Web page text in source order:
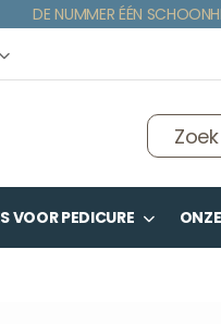
DE NUMMER ÉÉN
VOOR PEDICURE